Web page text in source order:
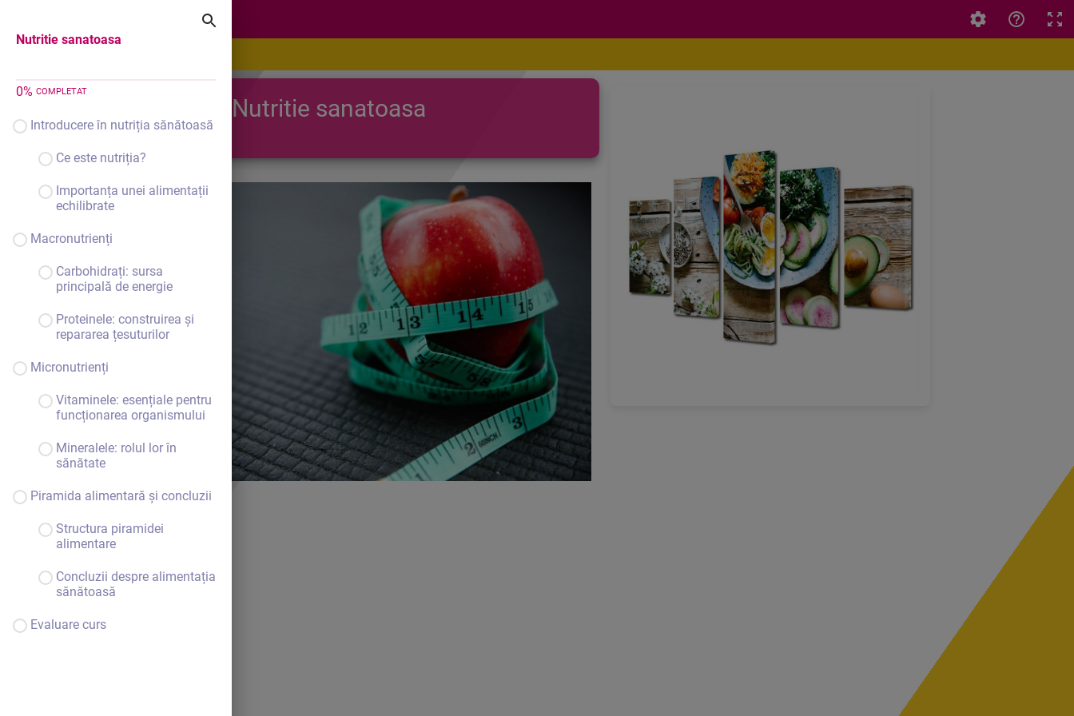
Nutritie sanatoasa
0% COMPLETAT
Introducere în nutriția sănătoasă
Ce este nutriția?
Importanța unei alimentații
echilibrate
Macronutrienți
Carbohidrați: sursa
principală de energie
Proteinele: construirea și
repararea țesuturilor
Micronutrienți
Vitaminele: esențiale pentru
funcționarea organismului
Mineralele: rolul lor în
sănătate
Piramida alimentară și concluzii
Structura piramidei
alimentare
Concluzii despre alimentația
sănătoasă
Evaluare curs
Nutritie sanatoasa